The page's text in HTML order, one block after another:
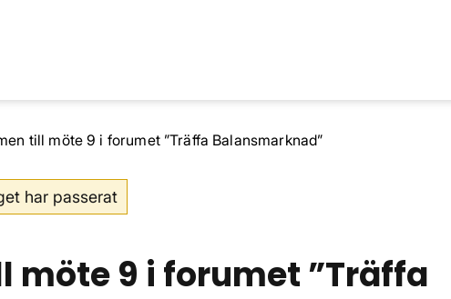
till möte 9 i forumet ”Träffa Balansmarknad”
har passerat
möte 9 i forumet ”Träffa